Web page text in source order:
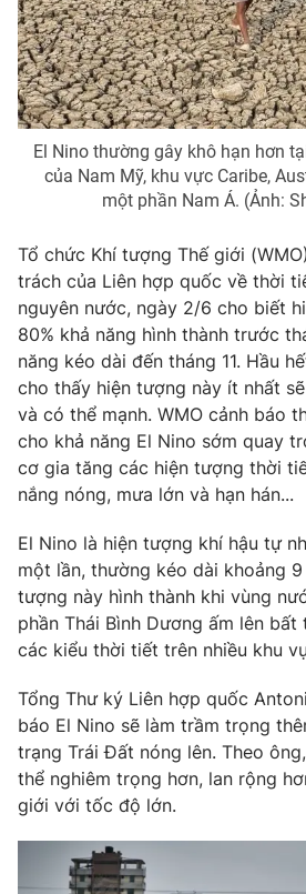
Phim VTV
Hậu trường
Nhân vật
Khán giả
Giải sao mai
Giải trí
Điện ảnh
Sao
Đời sống
Du lịch
Chất lượng cuộc sống
Giáo dục
Học trực tuyến
Công nghệ
Hitech Công nghệ tương lai
Sản phẩm
Thị trường
Tư vấn
Giao lưu trực tuyến
Lịch phát sóng
Chuyên mục khác
Emagazine Podcast
Photo
Video
VTV Money
VTV Sức khoẻ Bất
Thị trường 24h
VTV4 Vươn
El Nino thường gây khô hạn hơn
của Nam Mỹ, khu vực Caribe,
một phần Nam Á. (Ảnh:
Tổ chức Khí tượng Thế giới
trách của Liên hợp quốc về thời
nguyên nước, ngày 2/6 cho biết
80% khả năng hình thành trước
năng kéo dài đến tháng 11. Hầu
cho thấy hiện tượng này ít nhất
và có thể mạnh. WMO cảnh báo
cho khả năng El Nino sớm quay
cơ gia tăng các hiện tượng thời
nắng nóng, mưa lớn và hạn hán...
El Nino là hiện tượng khí hậu tự
một lần, thường kéo dài khoảng
tượng này hình thành khi vùng
phần Thái Bình Dương ấm lên
các kiểu thời tiết trên nhiều khu
Tổng Thư ký Liên hợp quốc
báo El Nino sẽ làm trầm trọng
trạng Trái Đất nóng lên. Theo
thể nghiêm trọng hơn, lan rộng
giới với tốc độ lớn.